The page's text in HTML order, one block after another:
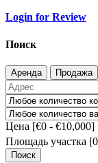
Login for Review
Поиск
Аренда Продажа
Цена [€0 - €10,000]
Площадь участка [0
Поиск